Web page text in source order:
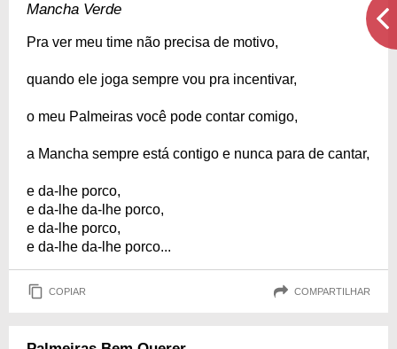
Mancha Verde
Pra ver meu time não precisa de motivo,
quando ele joga sempre vou pra incentivar,
o meu Palmeiras você pode contar comigo,
a Mancha sempre está contigo e nunca para de cantar,
e da-lhe porco,
e da-lhe da-lhe porco,
e da-lhe porco,
e da-lhe da-lhe porco...
COPIAR COMPARTILHAR